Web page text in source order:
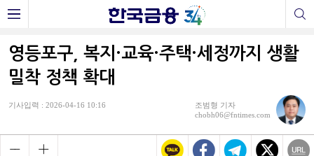
영등포구, 복지·교육·주택·세정까지 생활
밀착 정책 확대
기사입력 : 2026-04-16 10:16
조범형 기자
chobh06@fntimes.com